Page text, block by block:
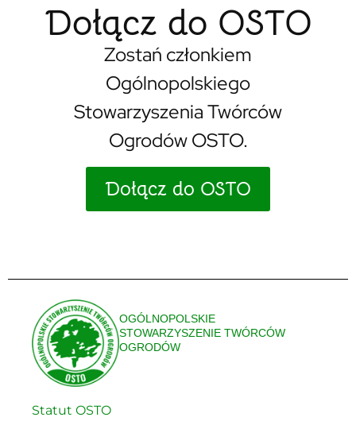
Dołącz do OSTO
Zostań członkiem
Ogólnopolskiego
Stowarzyszenia Twórców
Ogrodów OSTO.
Dołącz do OSTO
OGÓLNOPOLSKIE
STOWARZYSZENIE TWÓRCÓW
OGRODÓW
Statut OSTO